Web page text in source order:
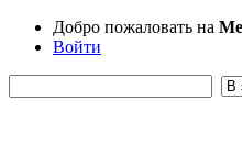
Добро пожаловать на
Войти